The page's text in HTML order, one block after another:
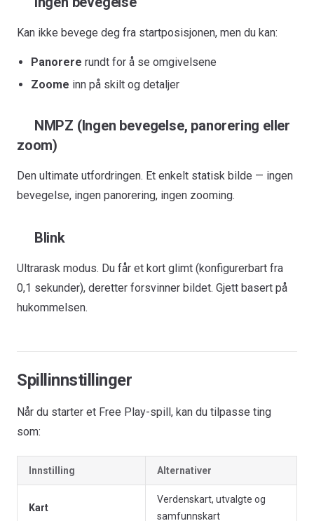
Kan ikke bevege deg fra startposisjonen, men du kan:
Panorere rundt for å se omgivelsene
Zoome inn på skilt og detaljer
NMPZ (Ingen bevegelse, panorering eller
zoom)
Den ultimate utfordringen. Et enkelt statisk bilde — ingen
bevegelse, ingen panorering, ingen zooming.
Blink
Ultrarask modus. Du får et kort glimt (konfigurerbart fra
0,1 sekunder), deretter forsvinner bildet. Gjett basert på
hukommelsen.
Spillinnstillinger
Når du starter et Free Play-spill, kan du tilpasse ting
som:
Innstilling Alternativer
Kart
Verdenskart, utvalgte og
samfunnskart